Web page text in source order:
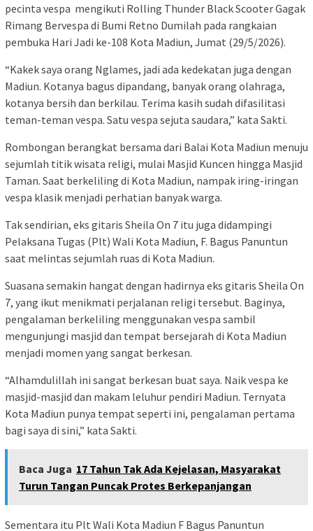
pecinta vespa mengikuti Rolling Thunder Black Scooter Gagak
Rimang Bervespa di Bumi Retno Dumilah pada rangkaian
pembuka Hari Jadi ke-108 Kota Madiun, Jumat (29/5/2026).
“Kakek saya orang Nglames, jadi ada kedekatan juga dengan
Madiun. Kotanya bagus dipandang, banyak orang olahraga,
kotanya bersih dan berkilau. Terima kasih sudah difasilitasi
teman-teman vespa. Satu vespa sejuta saudara,” kata Sakti.
Rombongan berangkat bersama dari Balai Kota Madiun menuju
sejumlah titik wisata religi, mulai Masjid Kuncen hingga Masjid
Taman. Saat berkeliling di Kota Madiun, nampak iring-iringan
vespa klasik menjadi perhatian banyak warga.
Tak sendirian, eks gitaris Sheila On 7 itu juga didampingi
Pelaksana Tugas (Plt) Wali Kota Madiun, F. Bagus Panuntun
saat melintas sejumlah ruas di Kota Madiun.
Suasana semakin hangat dengan hadirnya eks gitaris Sheila On
7, yang ikut menikmati perjalanan religi tersebut. Baginya,
pengalaman berkeliling menggunakan vespa sambil
mengunjungi masjid dan tempat bersejarah di Kota Madiun
menjadi momen yang sangat berkesan.
“Alhamdulillah ini sangat berkesan buat saya. Naik vespa ke
masjid-masjid dan makam leluhur pendiri Madiun. Ternyata
Kota Madiun punya tempat seperti ini, pengalaman pertama
bagi saya di sini,” kata Sakti.
Baca Juga 17 Tahun Tak Ada Kejelasan, Masyarakat
Turun Tangan Puncak Protes Berkepanjangan
Sementara itu Plt Wali Kota Madiun F Bagus Panuntun